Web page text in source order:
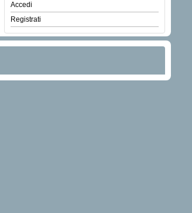
Accedi
Registrati